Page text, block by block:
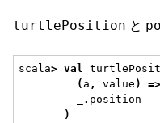
turtlePosition と
scala> val
( a , value ) =>
. position
)